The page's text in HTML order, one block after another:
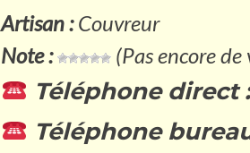
Artisan :Couvreur
Note :
(Pas encore de
Téléphone direct
Téléphone